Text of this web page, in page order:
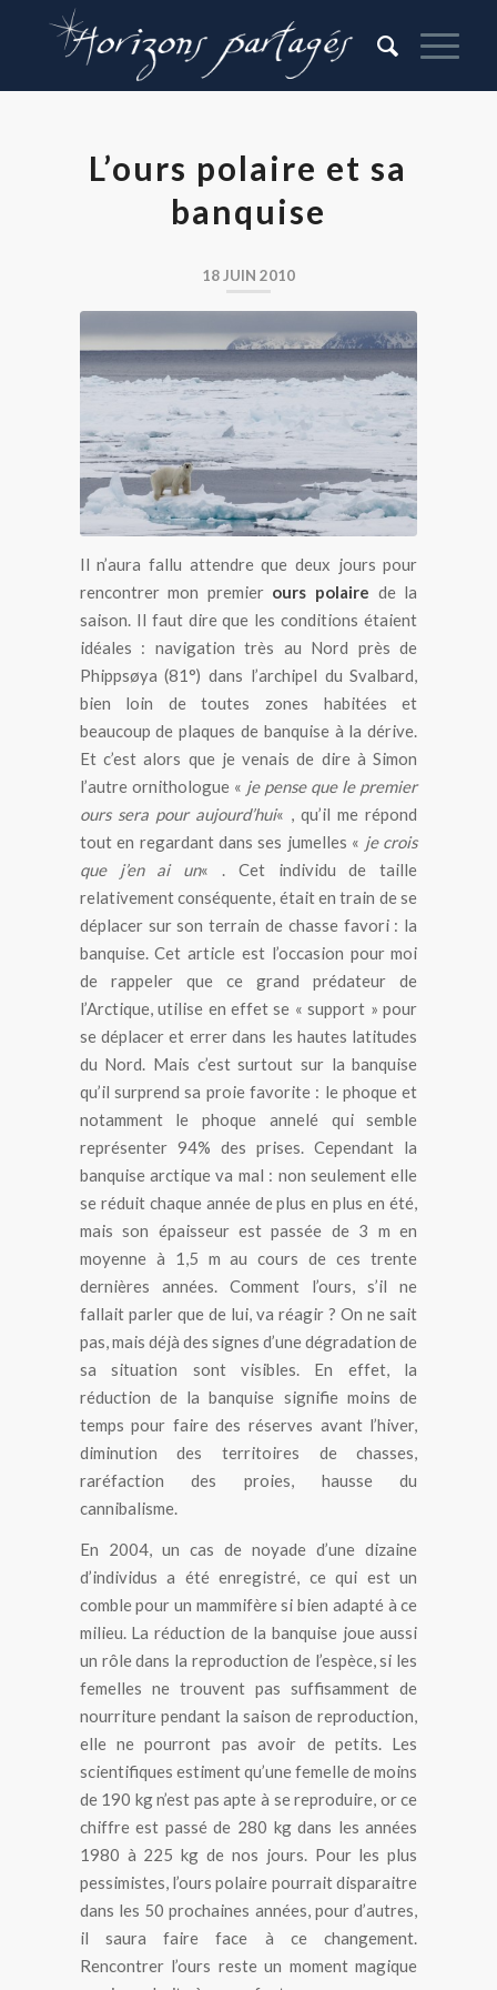
L’ours polaire et sa
banquise
18 JUIN 2010
Ours polaire sur la banquise
en Arctique
Il n’aura fallu attendre que deux jours pour
rencontrer mon premier ours polaire de la
saison. Il faut dire que les conditions étaient
idéales : navigation très au Nord près de
Phippsøya (81°) dans l’archipel du Svalbard,
bien loin de toutes zones habitées et
beaucoup de plaques de banquise à la dérive.
Et c’est alors que je venais de dire à Simon
l’autre ornithologue « je pense que le premier
ours sera pour aujourd’hui« , qu’il me répond
tout en regardant dans ses jumelles « je crois
que j’en ai un« . Cet individu de taille
relativement conséquente, était en train de se
déplacer sur son terrain de chasse favori : la
banquise. Cet article est l’occasion pour moi
de rappeler que ce grand prédateur de
l’Arctique, utilise en effet se « support » pour
se déplacer et errer dans les hautes latitudes
du Nord. Mais c’est surtout sur la banquise
qu’il surprend sa proie favorite : le phoque et
notamment le phoque annelé qui semble
représenter 94% des prises. Cependant la
banquise arctique va mal : non seulement elle
se réduit chaque année de plus en plus en été,
mais son épaisseur est passée de 3 m en
moyenne à 1,5 m au cours de ces trente
dernières années. Comment l’ours, s’il ne
fallait parler que de lui, va réagir ? On ne sait
pas, mais déjà des signes d’une dégradation de
sa situation sont visibles. En effet, la
réduction de la banquise signifie moins de
temps pour faire des réserves avant l’hiver,
diminution des territoires de chasses,
raréfaction des proies, hausse du
cannibalisme.
En 2004, un cas de noyade d’une dizaine
d’individus a été enregistré, ce qui est un
comble pour un mammifère si bien adapté à ce
milieu. La réduction de la banquise joue aussi
un rôle dans la reproduction de l’espèce, si les
femelles ne trouvent pas suffisamment de
nourriture pendant la saison de reproduction,
elle ne pourront pas avoir de petits. Les
scientifiques estiment qu’une femelle de moins
de 190 kg n’est pas apte à se reproduire, or ce
chiffre est passé de 280 kg dans les années
1980 à 225 kg de nos jours. Pour les plus
pessimistes, l’ours polaire pourrait disparaitre
dans les 50 prochaines années, pour d’autres,
il saura faire face à ce changement.
Rencontrer l’ours reste un moment magique